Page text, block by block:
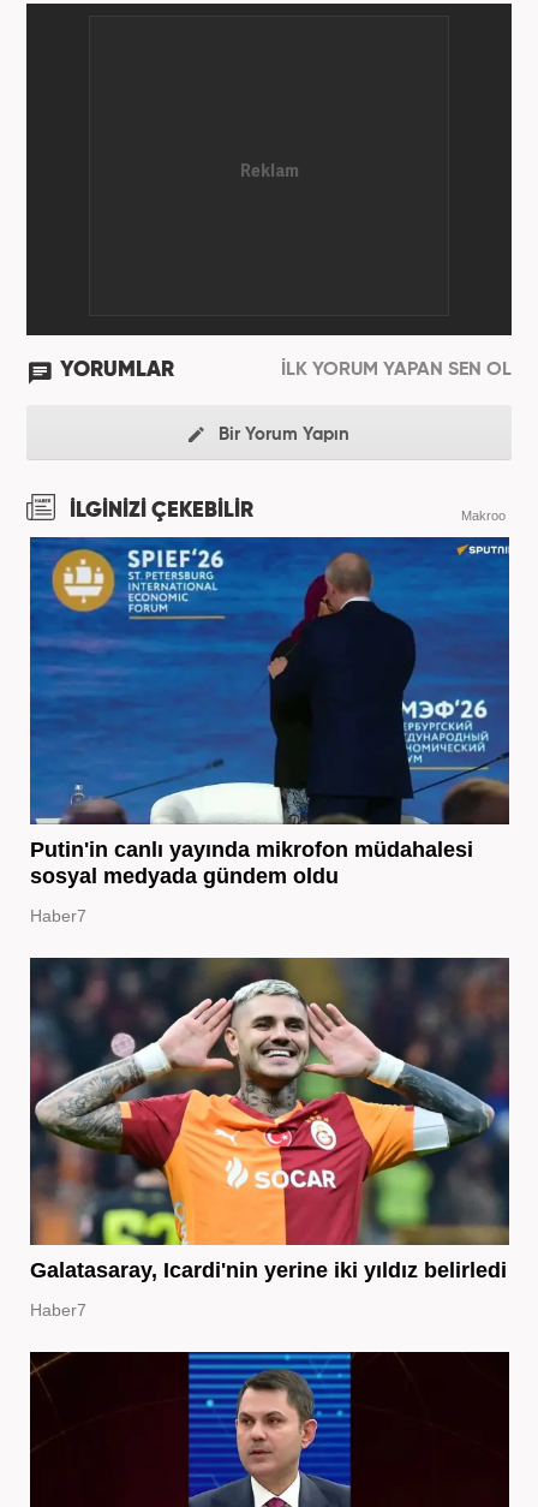
YORUMLAR İLK YORUM YAPAN SEN OL
Bir Yorum Yapın
İLGİNİZİ ÇEKEBİLİR Makroo
Putin'in canlı yayında mikrofon müdahalesi
sosyal medyada gündem oldu
Haber7
Galatasaray, Icardi'nin yerine iki yıldız belirledi
Haber7